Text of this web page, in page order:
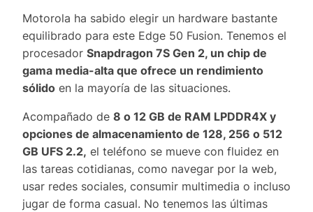
Motorola ha sabido elegir un hardware bastante
equilibrado para este Edge 50 Fusion. Tenemos el
procesador Snapdragon 7S Gen 2, un chip de
gama media-alta que ofrece un rendimiento
sólido en la mayoría de las situaciones.
Acompañado de 8 o 12 GB de RAM LPDDR4X y
opciones de almacenamiento de 128, 256 o 512
GB UFS 2.2, el teléfono se mueve con fluidez en
las tareas cotidianas, como navegar por la web,
usar redes sociales, consumir multimedia o incluso
jugar de forma casual. No tenemos las últimas